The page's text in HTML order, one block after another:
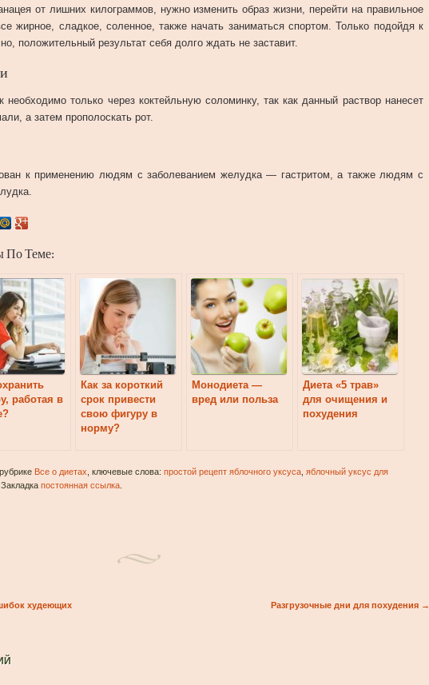
от лишних килограммов, нужно изменить образ жизни, перейти на правильное
жирное, сладкое, соленное, также начать заниматься спортом. Только подойдя к
положительный результат себя долго ждать не заставит.
необходимо только через коктейльную соломинку, так как данный раствор нанесет
а затем прополоскать рот.
к применению людям с заболеванием желудка — гастритом, а также людям с
По Теме:
работая в
Как за короткий
срок привести
свою фигуру в
норму?
Монодиета —
вред или польза
Диета «5 трав»
для очищения и
похудения
Все о диетах , ключевые слова: простой рецепт яблочного уксуса, яблочный уксус для
постоянная ссылка.
худеющих Разгрузочные дни для похудения →